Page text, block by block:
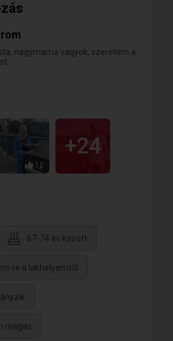
nagymama vagyok, szeretem a
12
+24
67-74 év között
re a lakhelyemtől
magas